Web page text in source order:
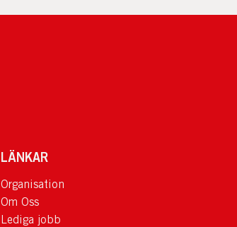
LÄNKAR
Organisation
Om Oss
Lediga jobb